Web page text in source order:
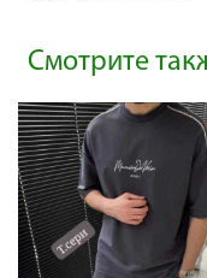
Смотрите